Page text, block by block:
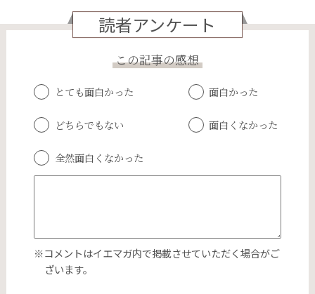
読者アンケート
この記事の感想
とても面白かった 面白かった
どちらでもない 面白くなかった
全然面白くなかった
※コメントはイエマガ内で掲載させていただく場合がご
ざいます。